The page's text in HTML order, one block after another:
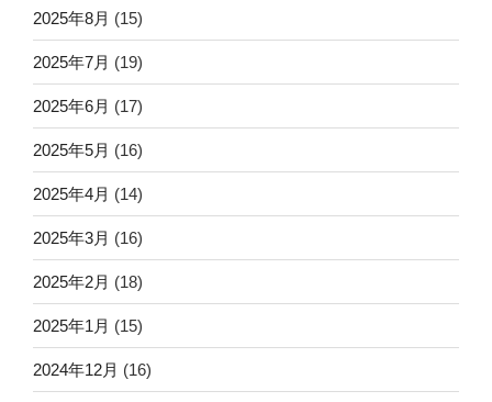
2025年8月 (15)
2025年7月 (19)
2025年6月 (17)
2025年5月 (16)
2025年4月 (14)
2025年3月 (16)
2025年2月 (18)
2025年1月 (15)
2024年12月 (16)